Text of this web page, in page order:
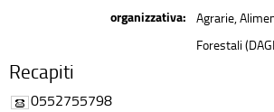
organizzativa: Agrarie,
Forestali
Recapiti
0552755798